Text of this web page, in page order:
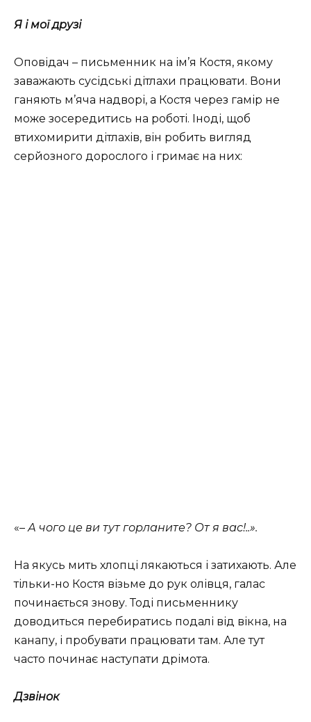
Я і мої друзі
Оповідач – письменник на ім’я Костя, якому
заважають сусідські дітлахи працювати. Вони
ганяють м’яча надворі, а Костя через гамір не
може зосередитись на роботі. Іноді, щоб
втихомирити дітлахів, він робить вигляд
серйозного дорослого і гримає на них:
«–А чого це ви тут горланите? От я вас!..».
На якусь мить хлопці лякаються і затихають. Але
тільки-но Костя візьме до рук олівця, галас
починається знову. Тоді письменнику
доводиться перебиратись подалі від вікна, на
канапу, і пробувати працювати там. Але тут
часто починає наступати дрімота.
Дзвінок